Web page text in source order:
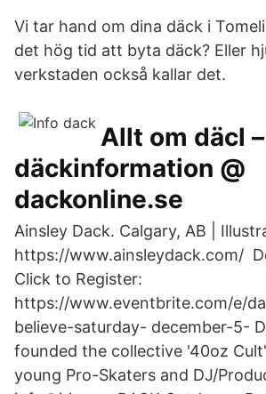
Vi tar hand om dina däck i
det hög tid att byta däck? Eller
verkstaden också kallar det.
Allt om däcl –
däckinformation @
dackonline.se
Ainsley Dack. Calgary, AB |
https://www.ainsleydack.com/
Click to Register:
https://www.eventbrite.com/e/
believe-saturday- december-5-
founded the collective '40oz
young Pro-Skaters and DJ/